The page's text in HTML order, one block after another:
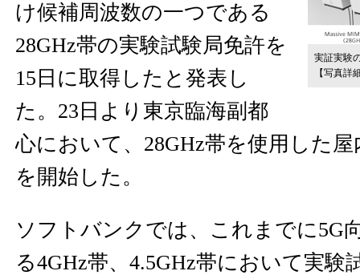
実証実験
【写真詳
け候補周波数の一つである
28GHz帯の実験試験局免許を
15日に取得したと発表し
た。23日より東京臨海副都
心において、28GHz帯を使用した
を開始した。
ソフトバンクでは、これまでに5G
る4GHz帯、4.5GHz帯において実験